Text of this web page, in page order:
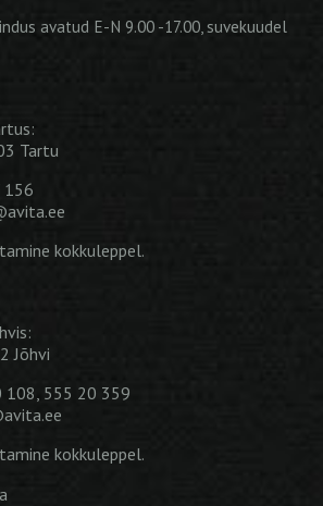
avatud E-N 9.00 -17.00, suvekuudel
Tartu
kokkuleppel.
Jõhvi
555 20 359
kokkuleppel.